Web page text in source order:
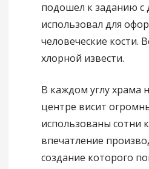
подошел к заданию с
использовал для
человеческие
хлорной извести.
В каждом углу храма
центре висит
использованы сотни
впечатление
создание которого